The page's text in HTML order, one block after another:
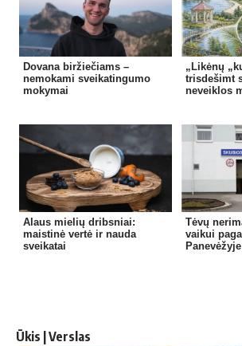
Dovana biržiečiams –
nemokami sveikatingumo
mokymai
„Likėnų
trisdešimt
neveiklos
Alaus mielių dribsniai:
maistinė vertė ir nauda
sveikatai
Tėvų
vaikui
Panevėžyje
Ūkis | Verslas